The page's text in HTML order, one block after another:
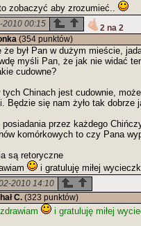
zobaczyć aby zrozumieć..
2010 00:15
2 na 2
(354 punktów)
że był Pan w dużym mieście,
myśli Pan, że jak nie widać
cudowne?
tych Chinach jest cudownie,
Będzie się nam żyło tak dobrze
posiadania przez każdego
komórkowych to czy Pana
są retoryczne
i gratuluję miłej
2010 14:10
C. (323 punktów)
i gratuluję miłej